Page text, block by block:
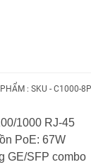
: SKU - C1000-
1000 RJ-45
PoE: 67W
GE/SFP combo